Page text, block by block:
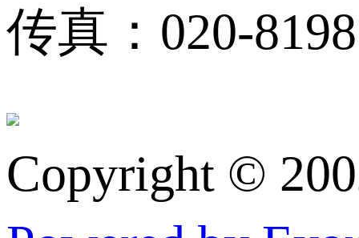
传真：020-
Copyright ©